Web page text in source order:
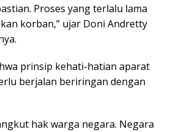
Proses yang terlalu lama
korban,” ujar Doni Andretty
prinsip kehati-hatian aparat
berjalan beriringan dengan
hak warga negara. Negara